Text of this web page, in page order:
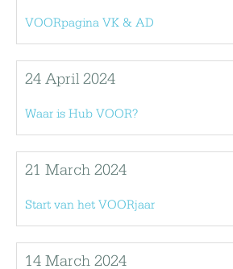
VOORpagina VK & AD
24 April 2024
Waar is Hub VOOR?
21 March 2024
Start van het VOORjaar
14 March 2024